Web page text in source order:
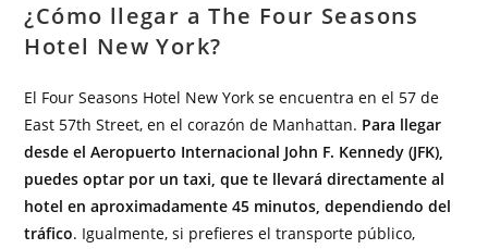
¿Cómo llegar a The Four Seasons
Hotel New York?
El Four Seasons Hotel New York se encuentra en el 57 de
East 57th Street, en el corazón de Manhattan. Para llegar
desde el Aeropuerto Internacional John F. Kennedy (JFK),
puedes optar por un taxi, que te llevará directamente al
hotel en aproximadamente 45 minutos, dependiendo del
tráfico. Igualmente, si prefieres el transporte público,